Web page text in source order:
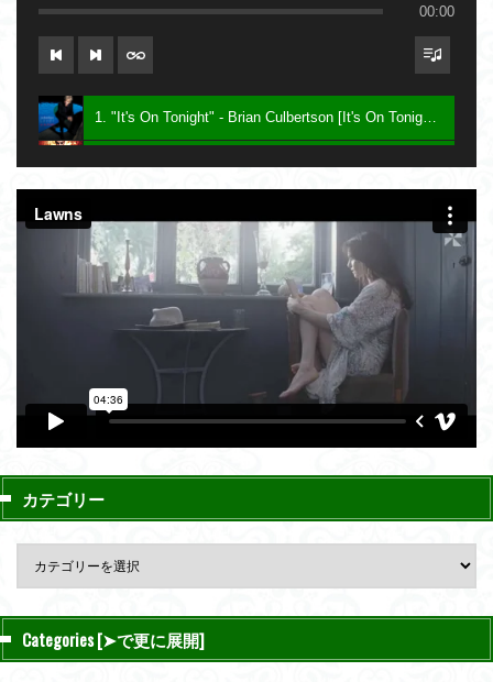
00:00
1. "It's On Tonight" - Brian Culbertson [It's On Tonight] 2005
カテゴリー
Categories [➤で更に展開]